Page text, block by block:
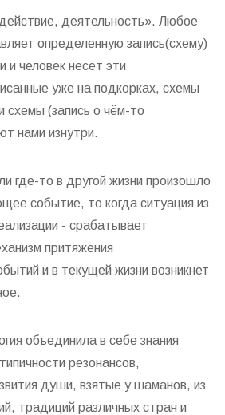
деятельность». Любое
определенную запись(схему)
человек несёт эти
уже на подкорках, схемы
схемы (запись о чём-то
нами изнутри.
где-то в другой жизни произошло
событие, то когда ситуация из
- срабатывает
притяжения
и в текущей жизни возникнет
объединила в себе знания
резонансов,
души, взятые у шаманов, из
традиций различных стран и